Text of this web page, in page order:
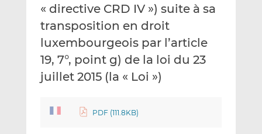
lk
e
d
I
e
b
o
« directive CRD IV ») suite à sa
transposition en droit
luxembourgeois par l’article
19, 7°, point g) de la loi du 23
juillet 2015 (la « Loi »)
PDF (111.8KB)